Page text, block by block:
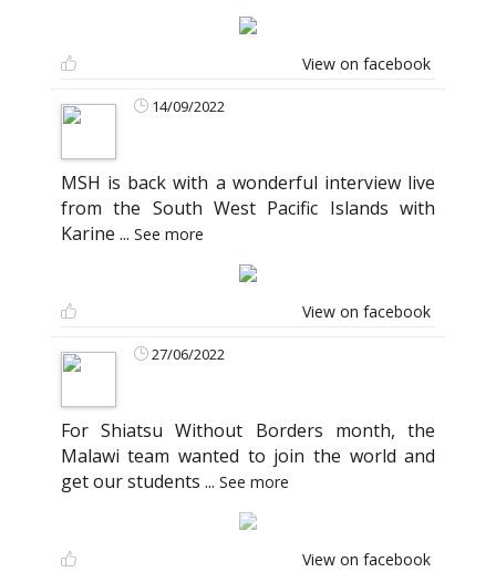
View on facebook
14/09/2022
MSH is back with a wonderful interview live
from the South West Pacific Islands with
Karine ... See more
View on facebook
27/06/2022
For Shiatsu Without Borders month, the
Malawi team wanted to join the world and
get our students ... See more
View on facebook